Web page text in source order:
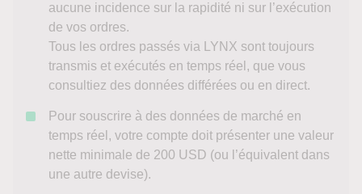
aucune incidence sur la rapidité ni sur l’exécution
de vos ordres.
Tous les ordres passés via LYNX sont toujours
transmis et exécutés en temps réel, que vous
consultiez des données différées ou en direct.
Pour souscrire à des données de marché en
temps réel, votre compte doit présenter une valeur
nette minimale de 200 USD (ou l’équivalent dans
une autre devise).